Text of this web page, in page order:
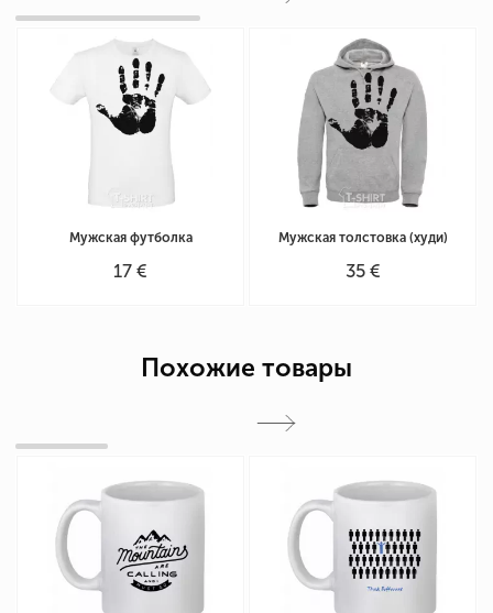
Мужская футболка
17 €
Мужская толстовка (худи)
35 €
Похожие товары